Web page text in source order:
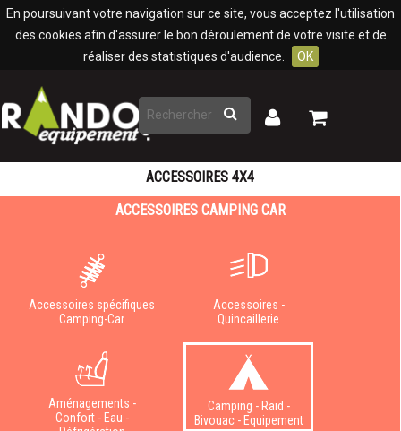
En poursuivant votre navigation sur ce site, vous acceptez l'utilisation
des cookies afin d'assurer le bon déroulement de votre visite et de
réaliser des statistiques d'audience.
OK
Rechercher
Mon
Mon
ACCESSOIRES 4X4
ACCESSOIRES CAMPING CAR
Accessoires spécifiques
Camping-Car
Accessoires -
Quincaillerie
Aménagements -
Confort - Eau -
Camping - Raid -
Bivouac - Equipement
Panneau de gestion des cookies